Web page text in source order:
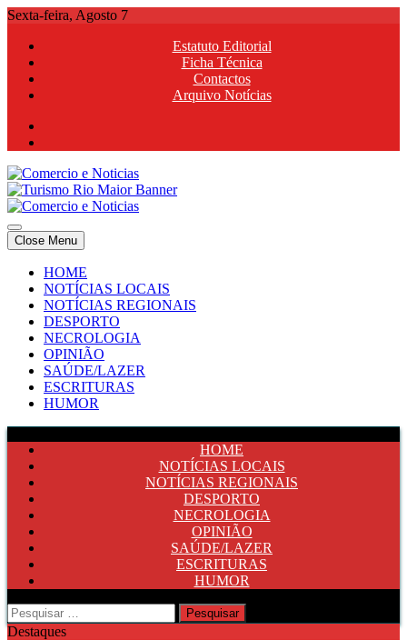
Skip
content
Sexta-feira, Agosto 7
Estatuto Editorial
Ficha Técnica
Contactos
Arquivo Notícias
Comercio e Noticias
Notícias e Publicidade Online
Comercio e Noticias
Notícias e Publicidade Online
Close Menu
HOME
NOTÍCIAS LOCAIS
NOTÍCIAS REGIONAIS
DESPORTO
NECROLOGIA
OPINIÃO
SAÚDE/LAZER
ESCRITURAS
HUMOR
HOME
NOTÍCIAS LOCAIS
NOTÍCIAS REGIONAIS
DESPORTO
NECROLOGIA
OPINIÃO
SAÚDE/LAZER
ESCRITURAS
HUMOR
Pesquisar
por:
Destaques